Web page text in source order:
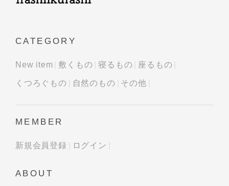
CATEGORY
New item 敷くもの 寝るもの 座るもの
くつろぐもの 自然のもの その他
MEMBER
新規会員登録 ログイン
ABOUT